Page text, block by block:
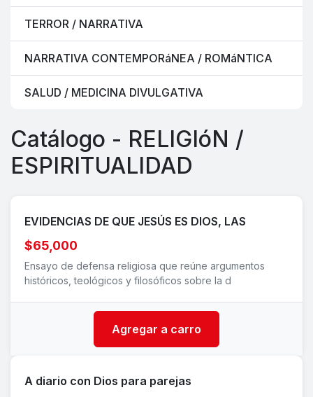
TERROR / NARRATIVA
NARRATIVA CONTEMPORáNEA / ROMáNTICA
SALUD / MEDICINA DIVULGATIVA
Catálogo - RELIGIóN /
ESPIRITUALIDAD
EVIDENCIAS DE QUE JESÚS ES DIOS, LAS
$65,000
Ensayo de defensa religiosa que reúne argumentos
históricos, teológicos y filosóficos sobre la d
Agregar a carro
A diario con Dios para parejas